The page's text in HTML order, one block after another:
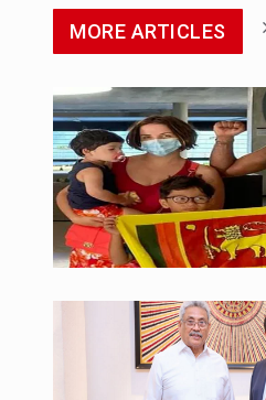
MORE ARTICLES